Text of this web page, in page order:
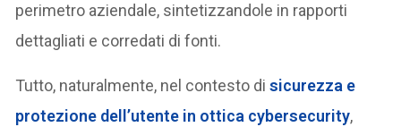
perimetro aziendale, sintetizzandole in rapporti
dettagliati e corredati di fonti​.
Tutto, naturalmente, nel contesto disicurezza e
protezione dell’utente in ottica cybersecurity,